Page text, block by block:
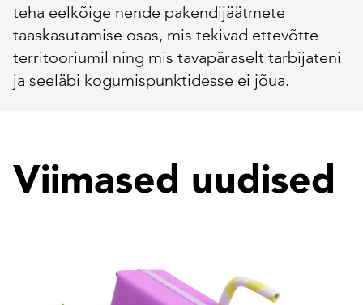
teha eelkõige nende pakendijäätmete
taaskasutamise osas, mis tekivad ettevõtte
territooriumil ning mis tavapäraselt tarbijateni
ja seeläbi kogumispunktidesse ei jõua.
Viimased uudised